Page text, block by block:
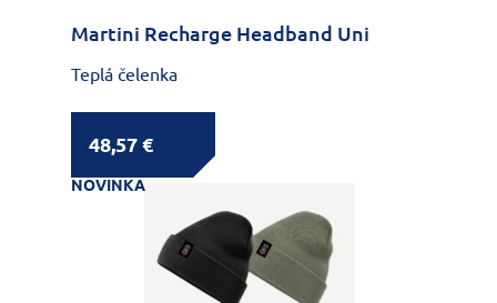
Martini Recharge Headband Uni
Teplá čelenka
48,57 €
NOVINKA